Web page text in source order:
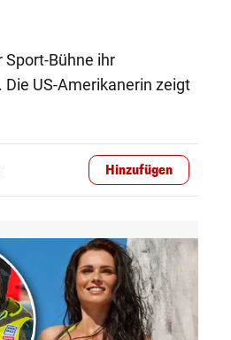
Bühne ihr
US-Amerikanerin zeigt
Hinzufügen